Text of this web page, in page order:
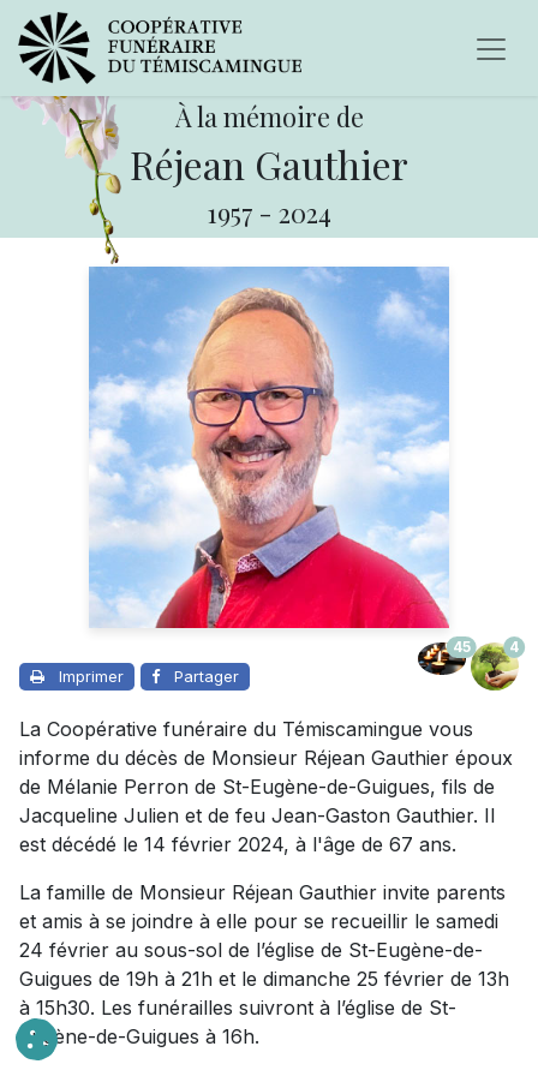
À la mémoire de
Réjean Gauthier
1957 - 2024
Imprimer Partager
45 4
La Coopérative funéraire du Témiscamingue vous
informe du décès de Monsieur Réjean Gauthier époux
de Mélanie Perron de St-Eugène-de-Guigues, fils de
Jacqueline Julien et de feu Jean-Gaston Gauthier. Il
est décédé le 14 février 2024, à l'âge de 67 ans.
La famille de Monsieur Réjean Gauthier invite parents
et amis à se joindre à elle pour se recueillir le samedi
24 février au sous-sol de l’église de St-Eugène-de-
Guigues de 19h à 21h et le dimanche 25 février de 13h
à 15h30. Les funérailles suivront à l’église de St-
Eugène-de-Guigues à 16h.